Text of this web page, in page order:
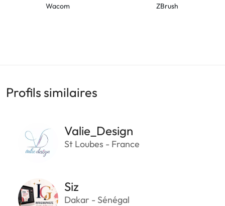
Wacom ZBrush
Profils similaires
Valie_Design
St Loubes - France
Siz
Dakar - Sénégal